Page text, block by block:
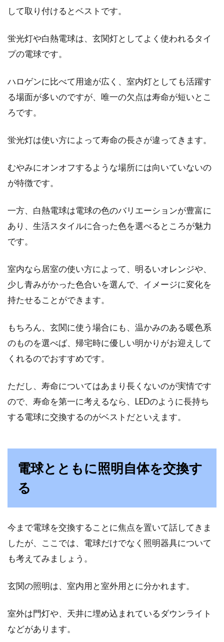
して取り付けるとベストです。
蛍光灯や白熱電球は、玄関灯としてよく使われるタイ
プの電球です。
ハロゲンに比べて用途が広く、室内灯としても活躍す
る場面が多いのですが、唯一の欠点は寿命が短いとこ
ろです。
蛍光灯は使い方によって寿命の長さが違ってきます。
むやみにオンオフするような場所には向いていないの
が特徴です。
一方、白熱電球は電球の色のバリエーションが豊富に
あり、生活スタイルに合った色を選べるところが魅力
です。
室内なら居室の使い方によって、明るいオレンジや、
少し青みがかった色合いを選んで、イメージに変化を
持たせることができます。
もちろん、玄関に使う場合にも、温かみのある暖色系
のものを選べば、帰宅時に優しい明かりがお迎えして
くれるのでおすすめです。
ただし、寿命についてはあまり長くないのが実情です
ので、寿命を第一に考えるなら、LEDのように長持ち
する電球に交換するのがベストだといえます。
電球とともに照明自体を交換す
る
今まで電球を交換することに焦点を置いて話してきま
したが、ここでは、電球だけでなく照明器具について
も考えてみましょう。
玄関の照明は、室内用と室外用とに分かれます。
室外は門灯や、天井に埋め込まれているダウンライト
などがあります。